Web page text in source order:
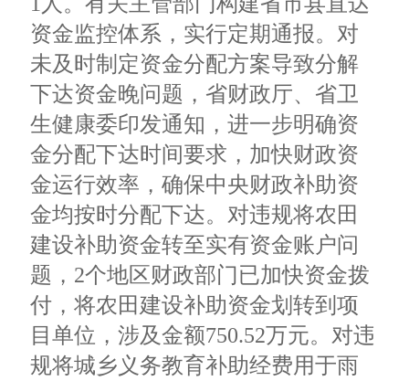
资金监控体系，实行定期通报。对
未及时制定资金分配方案导致分解
下达资金晚问题，省财政厅、省卫
生健康委印发通知，进一步明确资
金分配下达时间要求，加快财政资
金运行效率，确保中央财政补助资
金均按时分配下达。对违规将农田
建设补助资金转至实有资金账户问
题，2个地区财政部门已加快资金拨
付，将农田建设补助资金划转到项
目单位，涉及金额750.52万元。对违
规将城乡义务教育补助经费用于雨